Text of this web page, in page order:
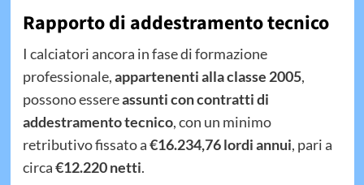
Rapporto di addestramento tecnico
I calciatori ancora in fase di formazione
professionale,appartenenti alla classe 2005,
possono essereassunti con contratti di
addestramento tecnico, con un minimo
retributivo fissato a€16.234,76 lordi annui, pari a
circa€12.220 netti.